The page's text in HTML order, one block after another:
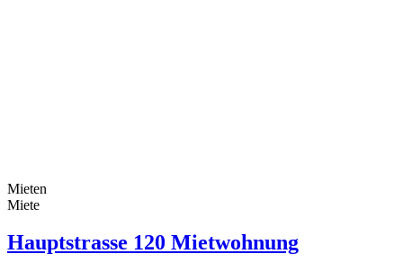
Mieten
Miete
Hauptstrasse 120 Mietwohnung